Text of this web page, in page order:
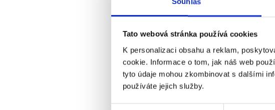
Tato webová stránka používá cookies
K personalizaci obsahu a reklam,
cookie. Informace o tom, jak náš web
tyto údaje mohou zkombinovat s dalšími
používáte jejich služby.